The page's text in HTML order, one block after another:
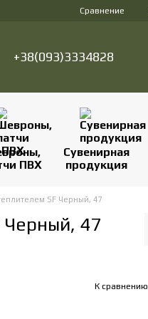
Сравнение
+38(093)3334828
ПВХ
Сувенирная
продукция
SF Черный, 47
Черный, 47
К сравнению